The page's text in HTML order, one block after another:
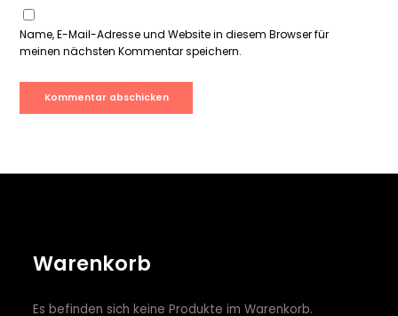
Name, E-Mail-Adresse und Website in diesem Browser für
meinen nächsten Kommentar speichern.
Warenkorb
Es befinden sich keine Produkte im Warenkorb.